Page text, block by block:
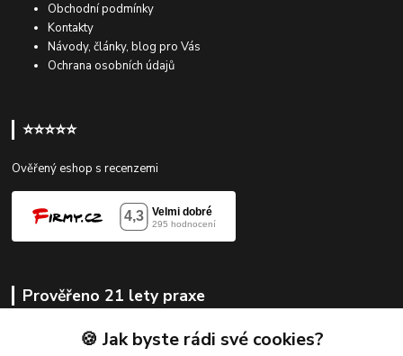
Obchodní podmínky
Kontakty
Návody, články, blog pro Vás
Ochrana osobních údajů
⭐⭐⭐⭐⭐
Ověřený eshop s recenzemi
Prověřeno 21 lety praxe
Stabilní prodejce od roku 2005
🍪 Jak byste rádi své cookies?